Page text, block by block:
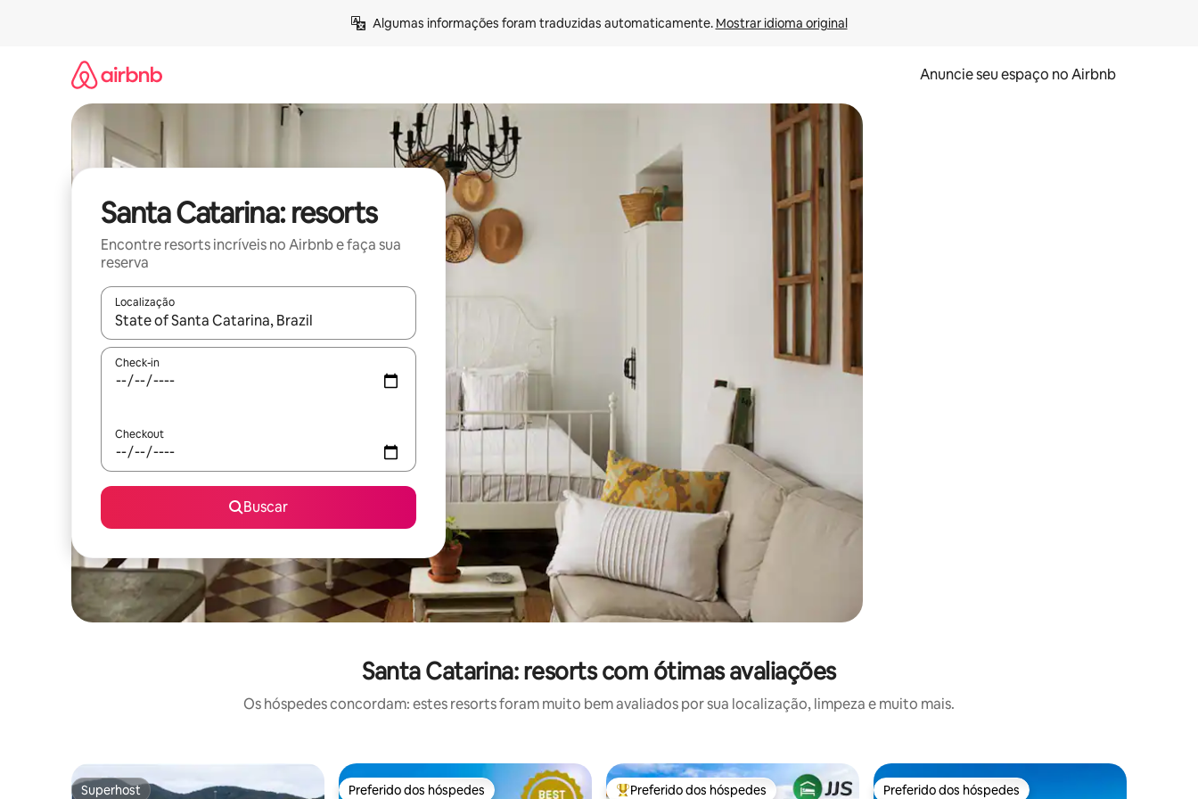
Algumas informações foram traduzidas automaticamente. Mostrar idioma original
Anuncie seu espaço no Airbnb
Santa Catarina: resorts
Encontre resorts incríveis no Airbnb e faça sua
reserva
Localização
Quando os resultados estiverem disponíveis, explore-os usando as seta para cima e para baixo do teclado ou tocando e deslizando o dedo na tela.
Check-in
Checkout
Buscar
Santa Catarina: resorts com ótimas avaliações
Os hóspedes concordam: estes resorts foram muito bem avaliados por sua localização, limpeza e muito mais.
Superhost Preferido dos hóspedes Preferido dos hóspedes Preferido dos hóspedes